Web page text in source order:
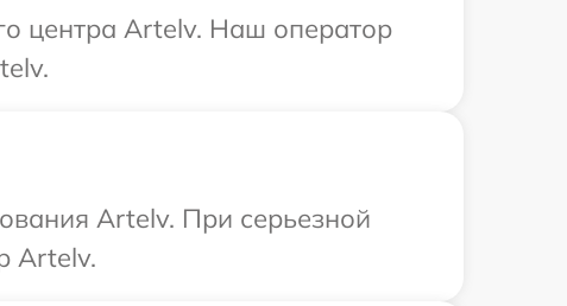
центра Artelv. Наш оператор
Artelv. При серьезной
Artelv.